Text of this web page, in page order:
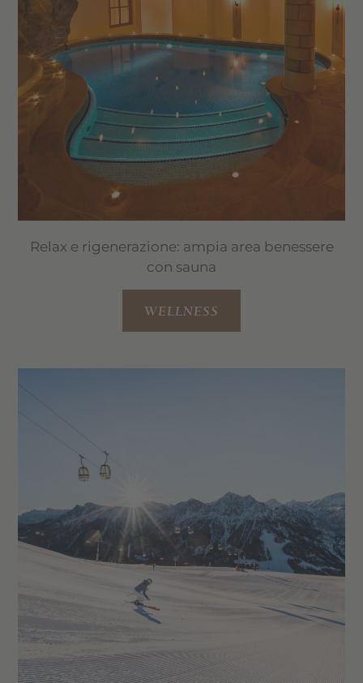
Noleggio dimountain bike ed e-bike
presso l’hotel (a pagamento)
Prezzi vantaggiosi
Maneggio Tharerhof
Relax e rigenerazione: ampia area benessere
con sauna
WELLNESS